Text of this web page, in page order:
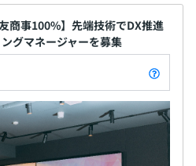
商事100%】先端技術でDX推進
グマネージャーを募集